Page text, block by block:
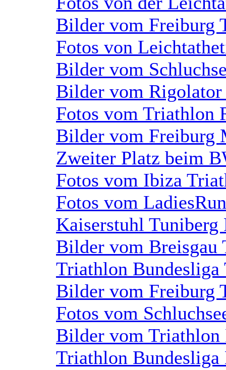
Bilder vom Freiburg
Fotos von
Bilder vom
Bilder vom Rigolator
Fotos vom Triathlon
Bilder vom Freiburg
Zweiter Platz beim
Fotos vom Ibiza
Fotos vom
Kaiserstuhl Tuniberg
Bilder vom Breisgau
Triathlon Bundesliga
Bilder vom Freiburg
Fotos vom
Bilder vom Triathlon
Triathlon Bundesliga